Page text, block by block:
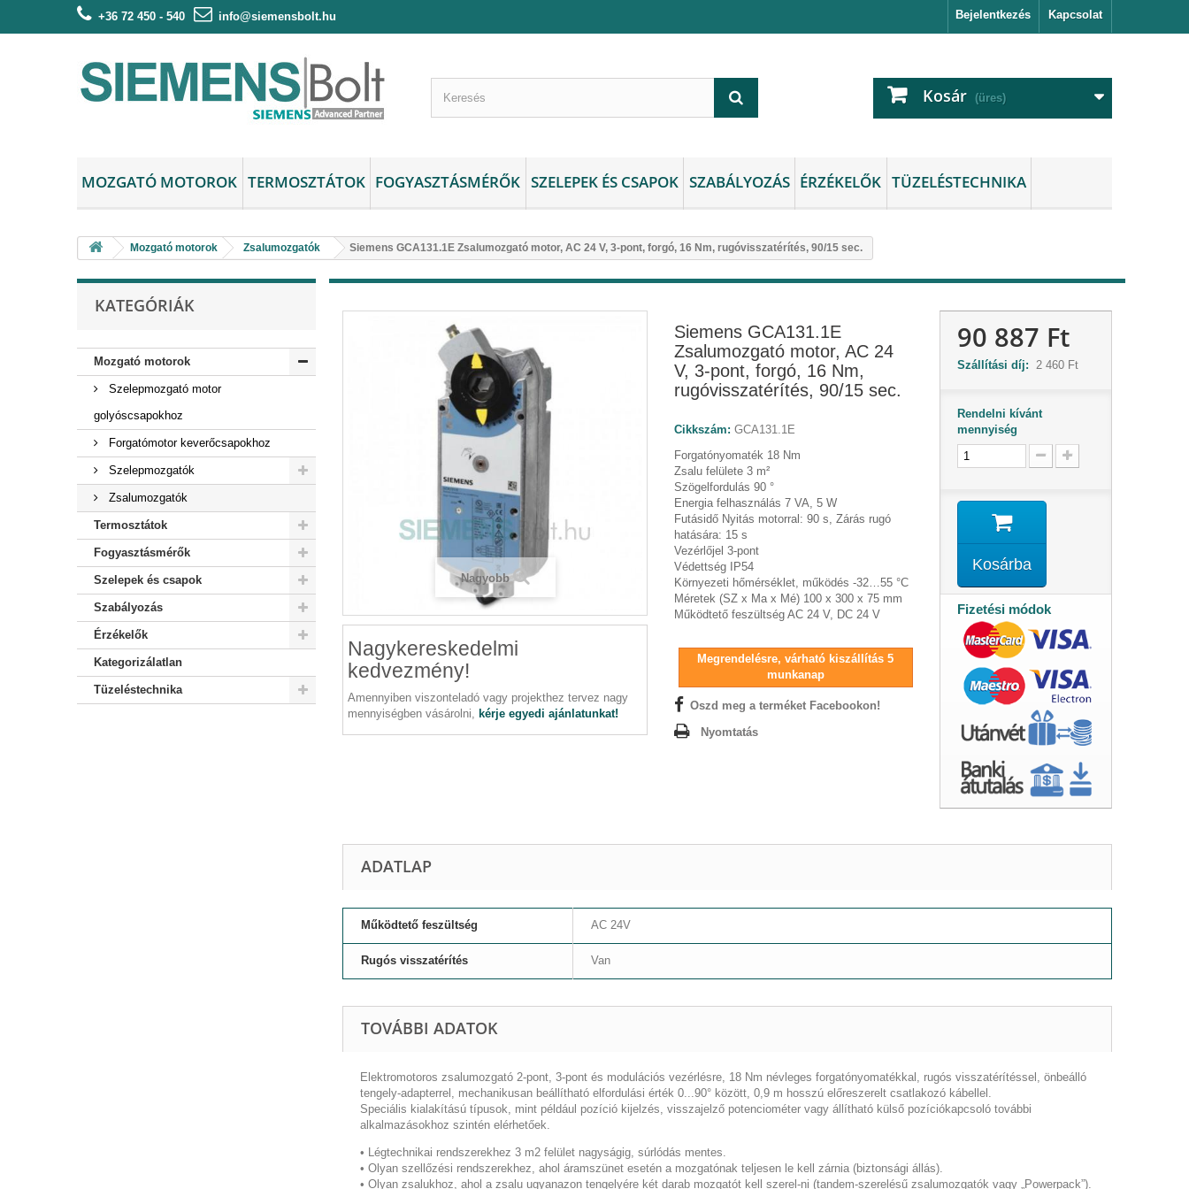
Kapcsolat
+36 72 450 - 540 info@siemensbolt.hu Bejelentkezés
Kosár (üres)
MOZGATÓ MOTOROK TERMOSZTÁTOK FOGYASZTÁSMÉRŐK SZELEPEK ÉS CSAPOK SZABÁLYOZÁS ÉRZÉKELŐK TÜZELÉSTECHNIKA
Mozgató motorok Zsalumozgatók Siemens GCA131.1E Zsalumozgató motor, AC 24 V, 3-pont, forgó, 16 Nm, rugóvisszatérítés, 90/15 sec.
KATEGÓRIÁK
Mozgató motorok
Szelepmozgató motor
golyóscsapokhoz
Forgatómotor keverőcsapokhoz
Szelepmozgatók
Zsalumozgatók
Termosztátok
Fogyasztásmérők
Szelepek és csapok
Szabályozás
Érzékelők
Kategorizálatlan
Tüzeléstechnika
Nagyobb
Nagykereskedelmi
kedvezmény!
Amennyiben viszonteladó vagy projekthez tervez nagy
mennyiségben vásárolni, kérje egyedi ajánlatunkat!
Siemens GCA131.1E
Zsalumozgató motor, AC 24
V, 3-pont, forgó, 16 Nm,
rugóvisszatérítés, 90/15 sec.
Cikkszám: GCA131.1E
Forgatónyomaték 18 Nm
Zsalu felülete 3 m²
Szögelfordulás 90 °
Energia felhasználás 7 VA, 5 W
Futásidő Nyitás motorral: 90 s, Zárás rugó
hatására: 15 s
Vezérlőjel 3-pont
Védettség IP54
Környezeti hőmérséklet, működés -32…55 °C
Méretek (SZ x Ma x Mé) 100 x 300 x 75 mm
Működtető feszültség AC 24 V, DC 24 V
Megrendelésre, várható kiszállítás 5
munkanap
Oszd meg a terméket Facebookon!
Nyomtatás
90 887 Ft
Szállítási díj: 2 460 Ft
Rendelni kívánt
mennyiség
Kosárba
Fizetési módok
ADATLAP
Működtető feszültség AC 24V
Rugós visszatérítés Van
TOVÁBBI ADATOK
Elektromotoros zsalumozgató 2-pont, 3-pont és modulációs vezérlésre, 18 Nm névleges forgatónyomatékkal, rugós visszatérítéssel, önbeálló
tengely-adapterrel, mechanikusan beállítható elfordulási érték 0...90° között, 0,9 m hosszú előreszerelt csatlakozó kábellel.
Speciális kialakítású típusok, mint például pozíció kijelzés, visszajelző potenciométer vagy állítható külső pozíciókapcsoló további
alkalmazásokhoz szintén elérhetőek.
• Légtechnikai rendszerekhez 3 m2 felület nagyságig, súrlódás mentes.
• Olyan szellőzési rendszerekhez, ahol áramszünet esetén a mozgatónak teljesen le kell zárnia (biztonsági állás).
• Olyan zsalukhoz, ahol a zsalu ugyanazon tengelyére két darab mozgatót kell szerel-ni (tandem-szerelésű zsalumozgatók vagy „Powerpack”).